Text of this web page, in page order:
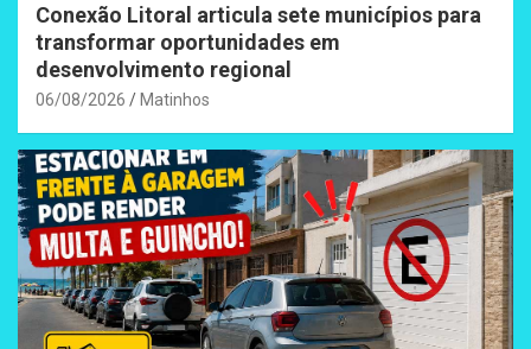
Conexão Litoral articula sete municípios para
transformar oportunidades em
desenvolvimento regional
06/08/2026 Matinhos